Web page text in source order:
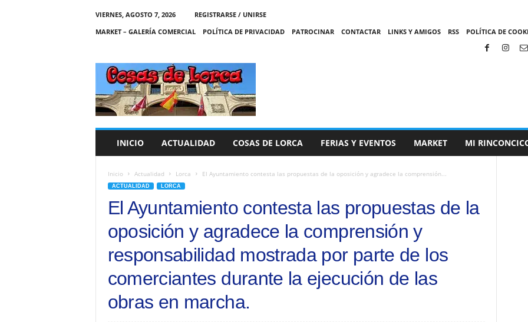
VIERNES, AGOSTO 7, 2026
REGISTRARSE / UNIRSE
MARKET – GALERÍA COMERCIAL
POLÍTICA DE PRIVACIDAD PATROCINAR CONTACTAR LINKS Y AMIGOS RSS POLÍTICA DE
C
A
S
INICIO ACTUALIDAD COSAS DE LORCA FERIAS Y EVENTOS MARKET MI
Inicio Actualidad Lorca El Ayuntamiento contesta las propuestas de la oposición y agradece la comprensión...
ACTUALIDAD LORCA
El Ayuntamiento contesta las propuestas de la
oposición y agradece la comprensión y
responsabilidad mostrada por parte de los
comerciantes durante la ejecución de las
obras en marcha.